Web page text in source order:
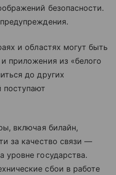
безопасности.
и областях могут быть
приложения из «белого
до других
поступают
включая билайн,
за качество связи —
уровне государства.
сбои в работе